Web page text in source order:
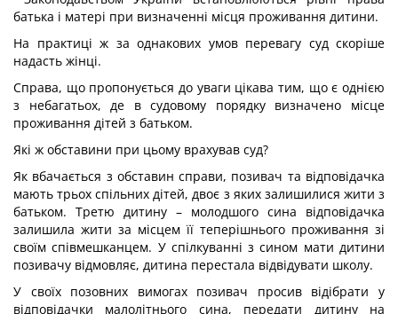
батька і матері при визначенні місця проживання дитини.
На практиці ж за однакових умов перевагу суд скоріше
надасть жінці.
Справа, що пропонується до уваги цікава тим, що є однією
з небагатьох, де в судовому порядку визначено місце
проживання дітей з батьком.
Які ж обставини при цьому врахував суд?
Як вбачається з обставин справи, позивач та відповідачка
мають трьох спільних дітей, двоє з яких залишилися жити з
батьком. Третю дитину – молодшого сина відповідачка
залишила жити за місцем її теперішнього проживання зі
своїм співмешканцем. У спілкуванні з сином мати дитини
позивачу відмовляє, дитина перестала відвідувати школу.
У своїх позовних вимогах позивач просив відібрати у
відповідачки малолітнього сина, передати дитину на